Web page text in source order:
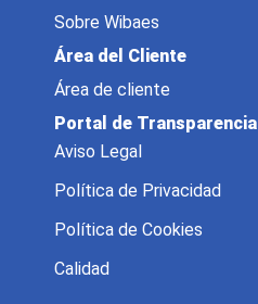
Sobre Wibaes
Área del Cliente
Área de cliente
Portal de Transparencia
Aviso Legal
Política de Privacidad
Política de Cookies
Calidad